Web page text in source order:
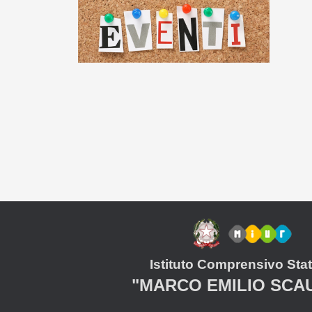
Istituto Comprensivo
"MARCO EMILIO